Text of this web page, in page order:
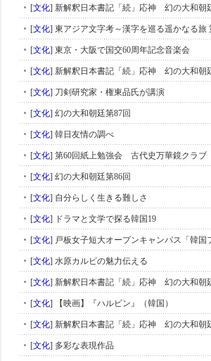
[文化] 新解釈日本書記「続」応神 幻の大和
[文化] 東アジア文字考～漢字を巡る遥かなる
[文化] 東京・大阪で国交60周年記念音楽会
[文化] 新解釈日本書記「続」応神 幻の大和
[文化] 刀剣研究家・権東品氏が講演
[文化] 幻の大和朝廷第87回
[文化] 韓日友情の調べ
[文化] 第60回紙上勉強会 古代史万華鏡クラブ
[文化] 幻の大和朝廷第86回
[文化] 自分らしく生きる難しさ
[文化] ドラマと文学で探る韓国19
[文化] 戸板女子短大オープンキャンパス「韓国
[文化] 水原カルビの魅力伝える
[文化] 新解釈日本書記「続」応神 幻の大和
[文化] 【映画】『ハルビン』（韓国）
[文化] 新解釈日本書記「続」応神 幻の大和
[文化] 多彩な表現作品